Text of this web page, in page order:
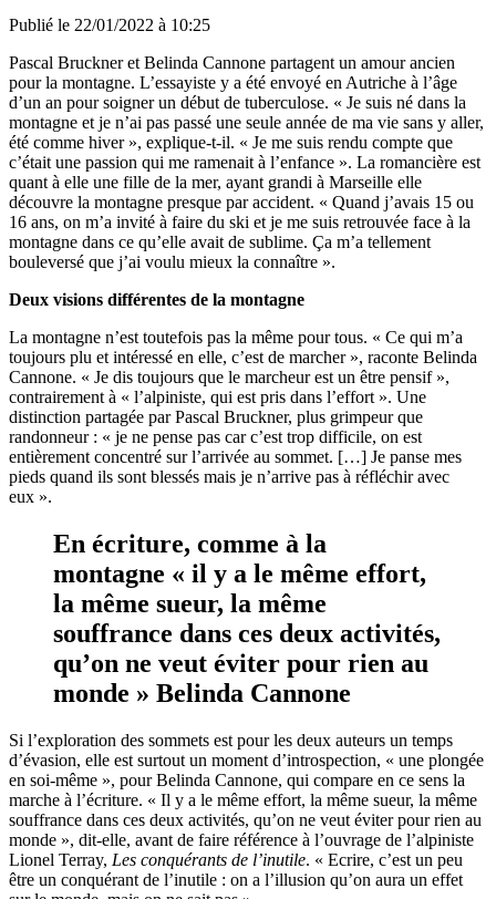
Publié le 22/01/2022 à 10:25
Pascal Bruckner et Belinda Cannone partagent un amour ancien
pour la montagne. L’essayiste y a été envoyé en Autriche à l’âge
d’un an pour soigner un début de tuberculose. « Je suis né dans la
montagne et je n’ai pas passé une seule année de ma vie sans y aller,
été comme hiver », explique-t-il. « Je me suis rendu compte que
c’était une passion qui me ramenait à l’enfance ». La romancière est
quant à elle une fille de la mer, ayant grandi à Marseille elle
découvre la montagne presque par accident. « Quand j’avais 15 ou
16 ans, on m’a invité à faire du ski et je me suis retrouvée face à la
montagne dans ce qu’elle avait de sublime. Ça m’a tellement
bouleversé que j’ai voulu mieux la connaître ».
Deux visions différentes de la montagne
La montagne n’est toutefois pas la même pour tous. « Ce qui m’a
toujours plu et intéressé en elle, c’est de marcher », raconte Belinda
Cannone. « Je dis toujours que le marcheur est un être pensif »,
contrairement à « l’alpiniste, qui est pris dans l’effort ». Une
distinction partagée par Pascal Bruckner, plus grimpeur que
randonneur : « je ne pense pas car c’est trop difficile, on est
entièrement concentré sur l’arrivée au sommet. […] Je panse mes
pieds quand ils sont blessés mais je n’arrive pas à réfléchir avec
eux ».
En écriture, comme à la
montagne « il y a le même effort,
la même sueur, la même
souffrance dans ces deux activités,
qu’on ne veut éviter pour rien au
monde » Belinda Cannone
Si l’exploration des sommets est pour les deux auteurs un temps
d’évasion, elle est surtout un moment d’introspection, « une plongée
en soi-même », pour Belinda Cannone, qui compare en ce sens la
marche à l’écriture. « Il y a le même effort, la même sueur, la même
souffrance dans ces deux activités, qu’on ne veut éviter pour rien au
monde », dit-elle, avant de faire référence à l’ouvrage de l’alpiniste
Lionel Terray, Les conquérants de l’inutile. « Ecrire, c’est un peu
être un conquérant de l’inutile : on a l’illusion qu’on aura un effet